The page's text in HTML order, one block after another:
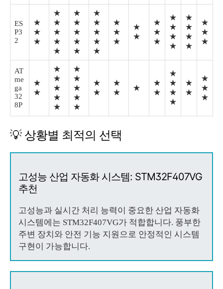
ES
P3
2
★
★
★
★
★
★
★
★
★
★
★
★
★
★
★
★
★
★
★
★
★
★
★
★
★
★
★
★
★
★
★
★
★
★
★
★
★
AT
me
ga
32
8P
★
★
★
★
★
★
★
★
★
★
★
★
★
★
★
★
★
★
★
★
★
★
★
★
★
★
★
★
💡 상황별 최적의 선택
고성능 산업 자동화 시스템: STM32F407VG
추천
고성능과 실시간 처리 능력이 중요한 산업 자동화
시스템에는 STM32F407VG가 적합합니다. 풍부한
주변 장치와 안전 기능 지원으로 안정적인 시스템
구현이 가능합니다.